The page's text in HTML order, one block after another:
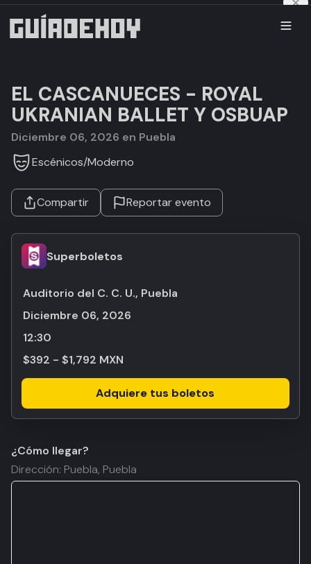
EL CASCANUECES - ROYAL
UKRANIAN BALLET Y OSBUAP
diciembre 06, 2026 en Puebla
Escénicos/Moderno
Compartir Reportar evento
Superboletos
Auditorio del C. C. U., Puebla
diciembre 06, 2026
12:30
$392 - $1,792 MXN
Adquiere tus boletos
¿Cómo llegar?
Dirección: Puebla, Puebla